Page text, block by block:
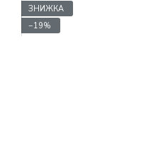
ЗНИЖКА
−19%